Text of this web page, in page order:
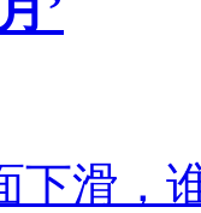
下滑，